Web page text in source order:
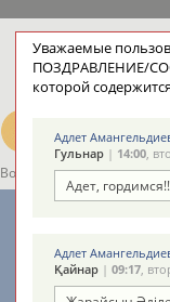
ЦЕЛИ ПРОЕКТА
Вопросы сотрудничества
Стадион, 1998-2026
Подпишись
Уважаемые
ПОЗДРАВЛЕНИЕ/
которой
Адлет
Гульнар| 14:00,
Адет,
Адлет
Қайнар| 09:17,